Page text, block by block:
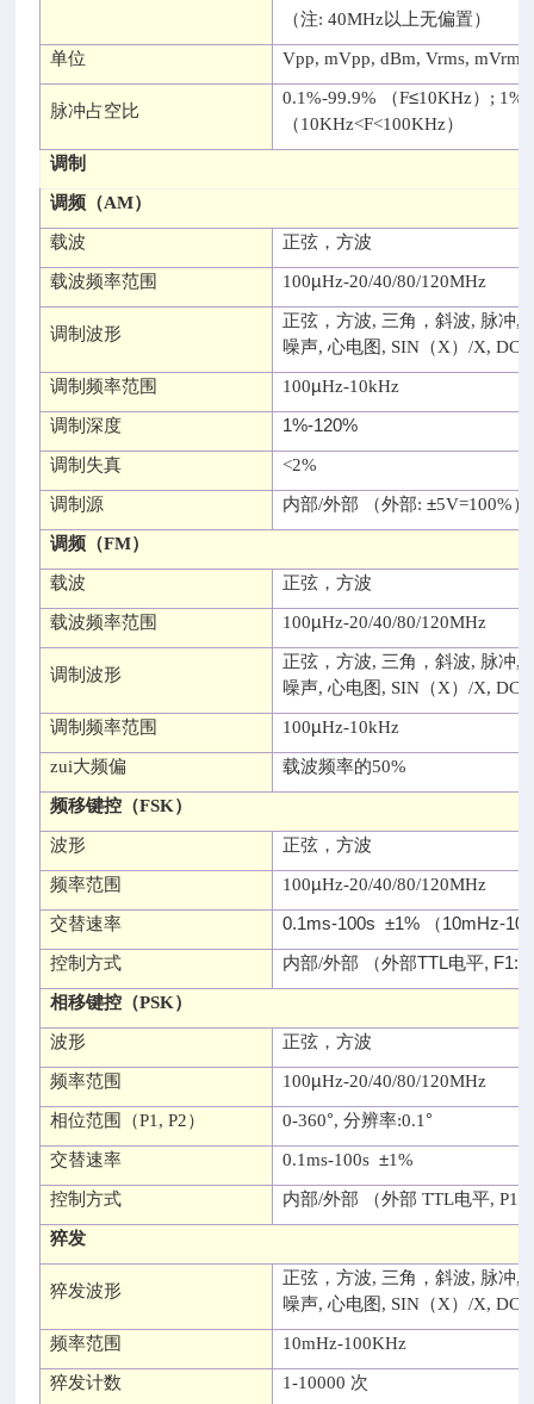
（注: 40MHz以上无偏置）
单位 Vpp, mVpp, dBm, Vrms, mVrms
脉冲占空比
0.1%-99.9% （F≤10KHz）; 1%-
（10KHz<F<100KHz）
调制
调频（AM）
载波 正弦，方波
载波频率范围 100µHz-20/40/80/120MHz
调制波形
正弦，方波, 三角，斜波, 脉冲,
噪声, 心电图 , SIN（X）/X, DC
调制频率范围 100µHz-10kHz
调制深度 1%-120%
调制失真 <2%
调制源 内部/外部 （外部: ±5V=100%）
调频（FM）
载波 正弦，方波
载波频率范围 100µHz-20/40/80/120MHz
调制波形
正弦，方波, 三角，斜波, 脉冲,
噪声, 心电图 , SIN（X）/X, DC
调制频率范围 100µHz-10kHz
zui大频偏 载波频率的50%
频移键控（FSK）
波形 正弦，方波
频率范围 100µHz-20/40/80/120MHz
交替速率 0.1ms-100s ±1% （10mHz-
控制方式 内部/外部 （外部TTL电平, F1:
相移键控（PSK）
波形 正弦，方波
频率范围 100µHz-20/40/80/120MHz
相位范围 （P1, P2） 0-360°, 分辨率:0.1 °
交替速率 0.1ms-100s ±1%
控制方式 内部/外部 （外部 TTL电平, P1:
猝发
猝发波形
正弦，方波, 三角，斜波, 脉冲,
噪声, 心电图 , SIN（X）/X, DC
频率范围 10mHz-100KHz
猝发计数 1-10000 次